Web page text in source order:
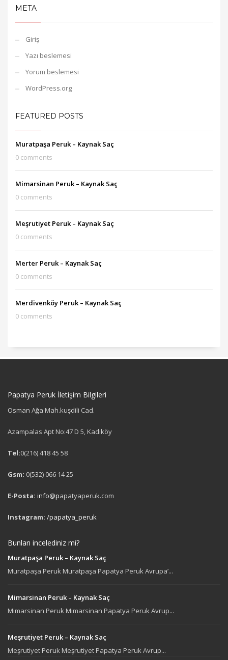
META
Giriş
Yazı beslemesi
Yorum beslemesi
WordPress.org
FEATURED POSTS
Muratpaşa Peruk – Kaynak Saç
0 comments
Mimarsinan Peruk – Kaynak Saç
0 comments
Meşrutiyet Peruk – Kaynak Saç
0 comments
Merter Peruk – Kaynak Saç
0 comments
Merdivenköy Peruk – Kaynak Saç
0 comments
Papatya Peruk İletişim Bilgileri
Osman Ağa Mah.kuşdili Cad.
Azampalas Apt No:47 D 5, Kadıköy
Tel:0(216) 418 45 58
Gsm: 0(532) 066 14 25
E-Posta: info@papatyaperuk.com
Instagram: /papatya_peruk
Bunları incelediniz mi?
Muratpaşa Peruk – Kaynak Saç
Muratpaşa Peruk Muratpaşa Papatya Peruk Avrupa’...
Mimarsinan Peruk – Kaynak Saç
Mimarsinan Peruk Mimarsinan Papatya Peruk Avrup...
Meşrutiyet Peruk – Kaynak Saç
Meşrutiyet Peruk Meşrutiyet Papatya Peruk Avrup...